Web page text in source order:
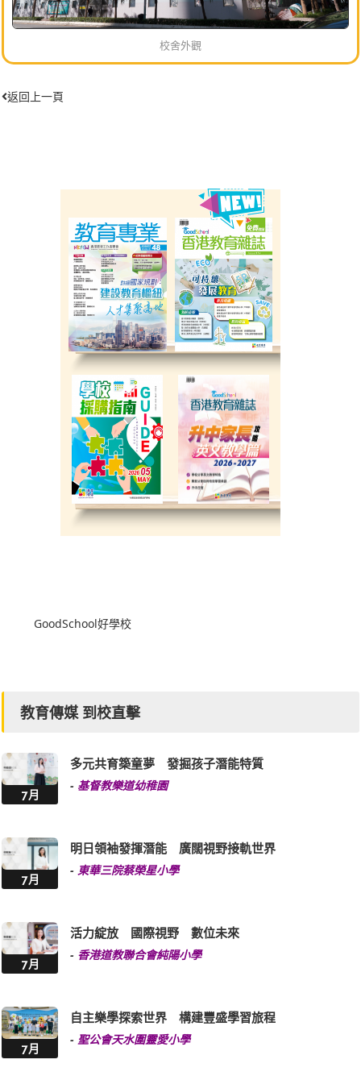
校舍外觀
返回上一頁
GoodSchool好學校
教育傳媒 到校直擊
7月
多元共育築童夢 發掘孩子潛能特質
- 基督教樂道幼稚園
7月
明日領袖發揮潛能 廣闊視野接軌世界
- 東華三院蔡榮星小學
7月
活力綻放 國際視野 數位未來
- 香港道教聯合會純陽小學
7月
自主樂學探索世界 構建豐盛學習旅程
- 聖公會天水圍靈愛小學